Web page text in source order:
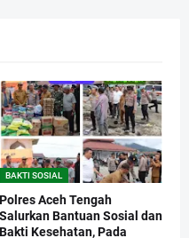
BAKTI SOSIAL
Polres Aceh Tengah
Salurkan Bantuan Sosial dan
Bakti Kesehatan, Pada